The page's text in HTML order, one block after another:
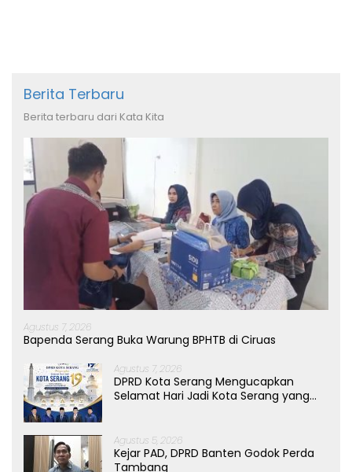
Berita Terbaru
Berita terbaru dari Kata Kita
Agustus 7, 2026
Bapenda Serang Buka Warung BPHTB di Ciruas
Agustus 7, 2026
DPRD Kota Serang Mengucapkan
Selamat Hari Jadi Kota Serang yang
Agustus 5, 2026
Kejar PAD, DPRD Banten Godok Perda
Tambang